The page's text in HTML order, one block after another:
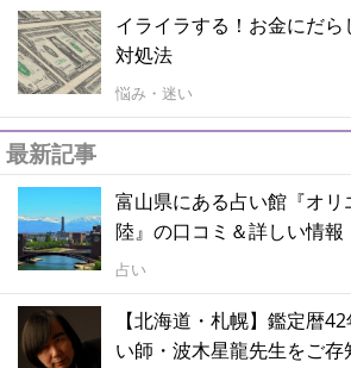
イライラする！お金にだら
対処法
悩み・迷い
最新記事
富山県にある占い館『オ
陸』の口コミ＆詳しい情報
占い
【北海道・札幌】鑑定暦
い師・波木星龍先生をご存